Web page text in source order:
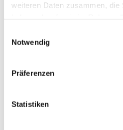
weiteren Daten zusammen, die
Notwendig
Präferenzen
Statistiken
Hochzeitsschmuck
Dekorationen von Kirchen,